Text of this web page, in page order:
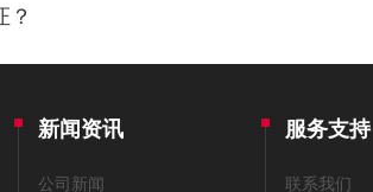
？
新闻资讯
公司新闻
服务支持
联系我们